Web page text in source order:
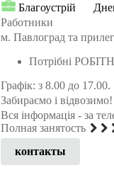
Благоустрій
Работники
м. Павлоград та
Потрібні
Графік: з 8.00 до 17.00.
Забираємо і відвозимо!
Вся інформація - за
Полная занятость
контакты